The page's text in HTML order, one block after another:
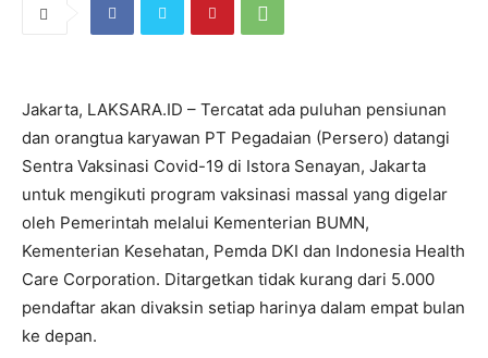
Jakarta, LAKSARA.ID – Tercatat ada puluhan pensiunan
dan orangtua karyawan PT Pegadaian (Persero) datangi
Sentra Vaksinasi Covid-19 di Istora Senayan, Jakarta
untuk mengikuti program vaksinasi massal yang digelar
oleh Pemerintah melalui Kementerian BUMN,
Kementerian Kesehatan, Pemda DKI dan Indonesia Health
Care Corporation. Ditargetkan tidak kurang dari 5.000
pendaftar akan divaksin setiap harinya dalam empat bulan
ke depan.